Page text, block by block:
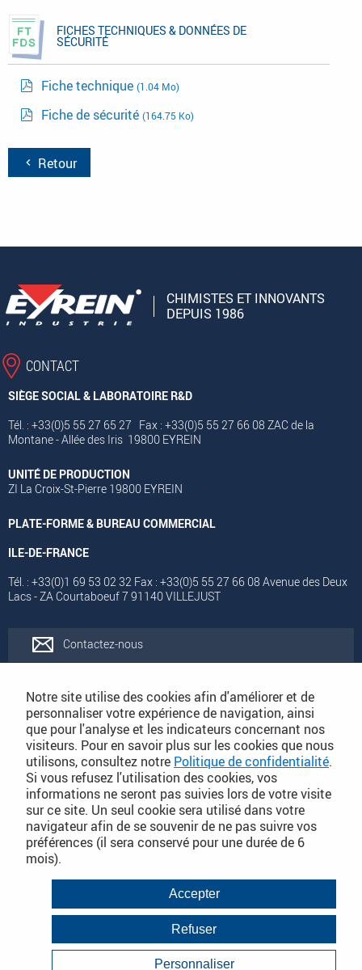
FICHES TECHNIQUES & DONNÉES DE
SÉCURITÉ
Fiche technique (1.04 Mo)
Fiche de sécurité (164.75 Ko)
Retour
CHIMISTES ET INNOVANTS
DEPUIS 1986
CONTACT
SIÈGE SOCIAL & LABORATOIRE R&D
Tél. : +33(0)5 55 27 65 27 Fax : +33(0)5 55 27 66 08 ZAC de la
Montane - Allée des Iris 19800 EYREIN
UNITÉ DE PRODUCTION
ZI La Croix-St-Pierre 19800 EYREIN
PLATE-FORME & BUREAU COMMERCIAL
ILE-DE-FRANCE
Tél. : +33(0)1 69 53 02 32 Fax : +33(0)5 55 27 66 08 Avenue des Deux
Lacs - ZA Courtaboeuf 7 91140 VILLEJUST
Contactez-nous
Catalogues
Conditions Générales de Vente
PLAN DU SITE DÉTAILLÉ
Conditions Générales de Vente
Mentions légales
Politique de Confidentialité
Notre site utilise des cookies afin d'améliorer et de
personnaliser votre expérience de navigation, ainsi
que pour l'analyse et les indicateurs concernant nos
visiteurs. Pour en savoir plus sur les cookies que nous
utilisons, consultez notre Politique de confidentialité.
Si vous refusez l'utilisation des cookies, vos
informations ne seront pas suivies lors de votre visite
sur ce site. Un seul cookie sera utilisé dans votre
navigateur afin de se souvenir de ne pas suivre vos
préférences (il sera conservé pour une durée de 6
mois).
Accepter
Refuser
Personnaliser